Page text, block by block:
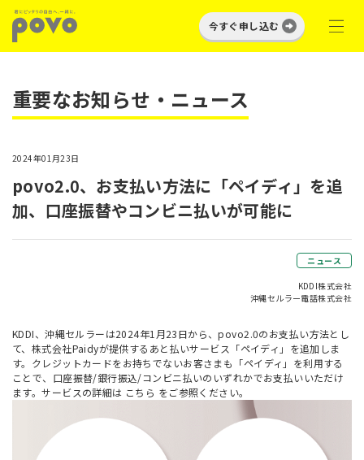
今すぐ申し込む
重要なお知らせ・ニュース
2024年01月23日
povo2.0、お支払い方法に「ペイディ」を追
加、口座振替やコンビニ払いが可能に
ニュース
KDDI株式会社
沖縄セルラー電話株式会社
KDDI、沖縄セルラーは2024年1月23日から、povo2.0のお支払い方法とし
て、株式会社Paidyが提供するあと払いサービス「ペイディ」を追加しま
す。クレジットカードをお持ちでないお客さまも「ペイディ」を利用する
ことで、口座振替/銀行振込/コンビニ払いのいずれかでお支払いいただけ
ます。サービスの詳細は こちら をご参照ください。